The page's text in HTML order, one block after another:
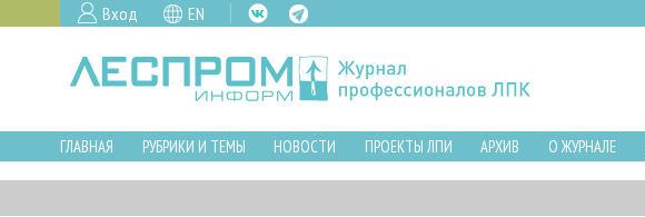
Вход EN
ГЛАВНАЯ РУБРИКИ И ТЕМЫ НОВОСТИ ПРОЕКТЫ ЛПИ АРХИВ О ЖУРНАЛЕ